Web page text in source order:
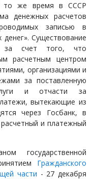
то же время в СССР
денежных расчетов
записью в
Существование
за счет того, что
расчетным центром
организациями и
за поставленную
и отчасти за
вытекающие из
через Госбанк, в
и платежный
государственной
Гражданского
части - 27 декабря